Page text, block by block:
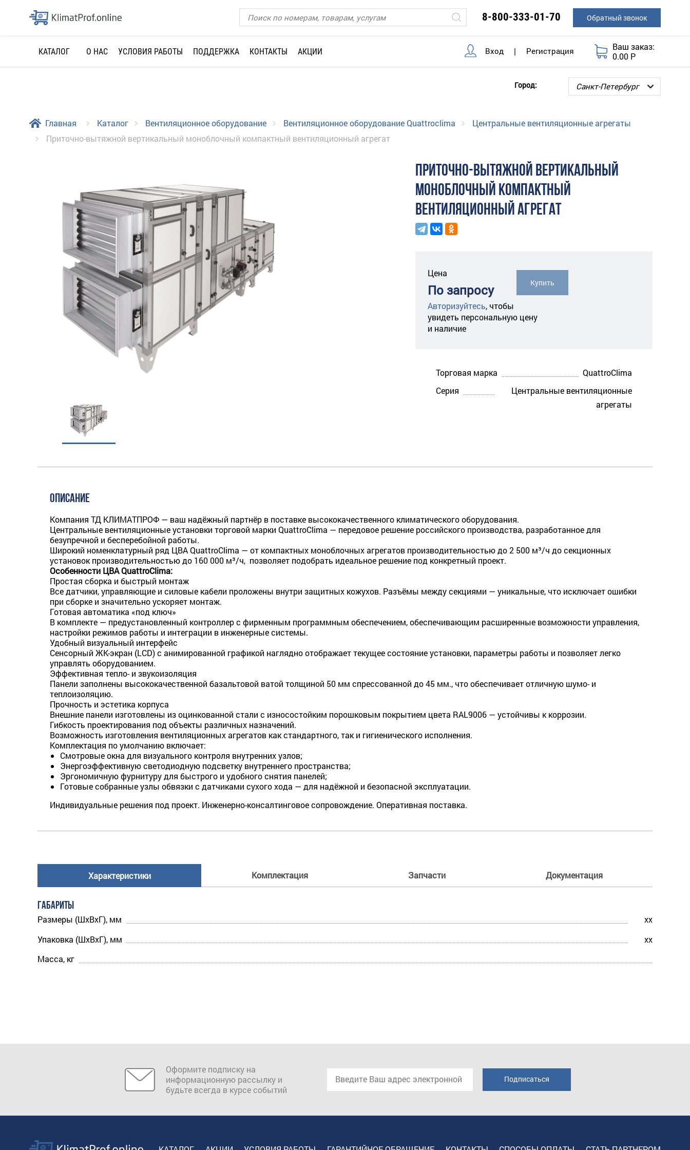
8-800-333-01-70 Обратный звонок
КАТАЛОГ О НАС УСЛОВИЯ РАБОТЫ ПОДДЕРЖКА КОНТАКТЫ АКЦИИ Вход | Регистрация
Ваш заказ:
0.00 Р
Город:
Главная Каталог Вентиляционное оборудование Вентиляционное оборудование Quattroclima
Центральные вентиляционные агрегаты
Приточно-вытяжной вертикальный моноблочный компактный вентиляционный агрегат
ПРИТОЧНО-ВЫТЯЖНОЙ ВЕРТИКАЛЬНЫЙ
МОНОБЛОЧНЫЙ КОМПАКТНЫЙ
ВЕНТИЛЯЦИОННЫЙ АГРЕГАТ
Цена
По запросу
Авторизуйтесь, чтобы
увидеть персональную цену
и наличие
Купить
Торговая марка
QuattroClima
Серия
Центральные вентиляционные
агрегаты
ОПИСАНИЕ
Компания ТД КЛИМАТПРОФ — ваш надёжный партнёр в поставке высококачественного климатического оборудования.
Центральные вентиляционные установки торговой марки QuattroClima — передовое решение российского производства, разработанное для
безупречной и бесперебойной работы.
Широкий номенклатурный ряд ЦВА QuattroClima — от компактных моноблочных агрегатов производительностью до 2 500 м³/ч до секционных
установок производительностью до 160 000 м³/ч, позволяет подобрать идеальное решение под конкретный проект.
Особенности ЦВА QuattroClima:
Простая сборка и быстрый монтаж
Все датчики, управляющие и силовые кабели проложены внутри защитных кожухов. Разъёмы между секциями — уникальные, что исключает ошибки
при сборке и значительно ускоряет монтаж.
Готовая автоматика «под ключ»
В комплекте — предустановленный контроллер с фирменным программным обеспечением, обеспечивающим расширенные возможности управления,
настройки режимов работы и интеграции в инженерные системы.
Удобный визуальный интерфейс
Сенсорный ЖК-экран (LCD) с анимированной графикой наглядно отображает текущее состояние установки, параметры работы и позволяет легко
управлять оборудованием.
Эффективная тепло- и звукоизоляция
Панели заполнены высококачественной базальтовой ватой толщиной 50 мм спрессованной до 45 мм., что обеспечивает отличную шумо- и
теплоизоляцию.
Прочность и эстетика корпуса
Внешние панели изготовлены из оцинкованной стали с износостойким порошковым покрытием цвета RAL9006 — устойчивы к коррозии.
Гибкость проектирования под объекты различных назначений.
Возможность изготовления вентиляционных агрегатов как стандартного, так и гигиенического исполнения.
Комплектация по умолчанию включает:
Смотровые окна для визуального контроля внутренних узлов;
Энергоэффективную светодиодную подсветку внутреннего пространства;
Эргономичную фурнитуру для быстрого и удобного снятия панелей;
Готовые собранные узлы обвязки с датчиками сухого хода — для надёжной и безопасной эксплуатации.
Индивидуальные решения под проект. Инженерно-консалтинговое сопровождение. Оперативная поставка.
Характеристики Комплектация Запчасти Документация
ГАБАРИТЫ
Размеры (ШхВхГ), мм
xx
Упаковка (ШхВхГ), мм
xx
Масса, кг
Оформите подписку на
информационную рассылку и
будьте всегда в курсе событий